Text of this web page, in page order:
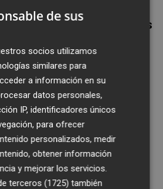
abierto el campo a
ventas a diversos países
Emiratos Árabes
la posibilidad de hacer
a que "nuestros
con envases
y con un
que genera una
la trufa viaje con
5 y 8 grados durante
de sus
socios utilizamos
similares para
a información en su
datos personales,
IP, identificadores únicos
para ofrecer
personalizados, medir
obtener información
y mejorar los servicios.
terceros (1725) también